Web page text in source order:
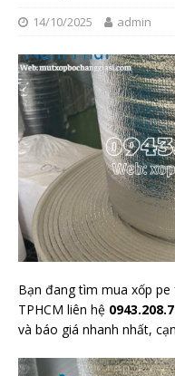
14/10/2025 admin
Bạn đang tìm mua xốp
TPHCM liên hệ
và báo giá nhanh nhất,